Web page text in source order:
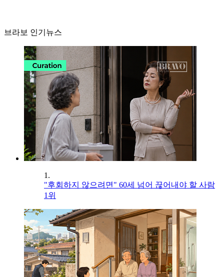
브라보 인기뉴스
1.
"후회하지 않으려면" 60세 넘어 끊어내야 할 사람
1위